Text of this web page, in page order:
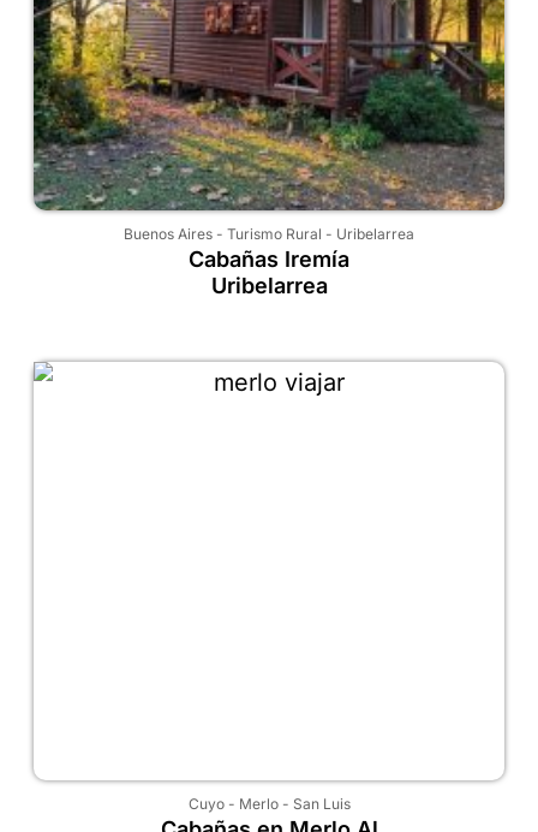
Buenos Aires - Turismo Rural - Uribelarrea
Cabañas Iremía
Uribelarrea
Cuyo- Merlo- San Luis